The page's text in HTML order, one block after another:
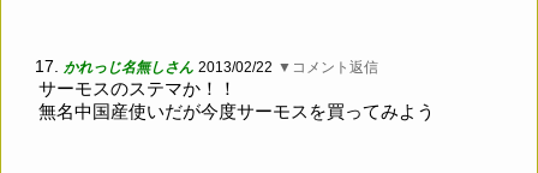
17. かれっじ名無しさん 2013/02/22 ▼コメント返信
サーモスのステマか！！
無名中国産使いだが今度サーモスを買ってみよう